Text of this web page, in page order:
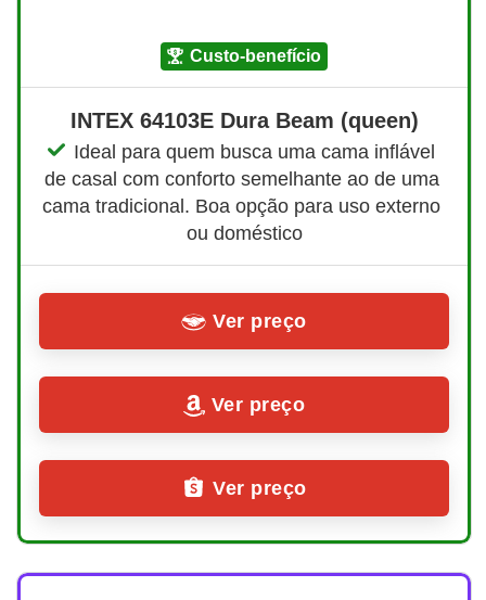
custo-benefício
INTEX 64103E Dura Beam (queen)
Ideal para quem busca uma cama inflável
de casal com conforto semelhante ao de uma
cama tradicional. Boa opção para uso externo
ou doméstico
Ver preço
Ver preço
Ver preço